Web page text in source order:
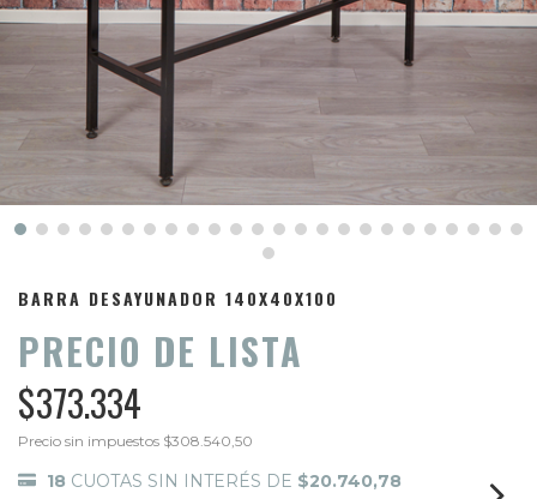
BARRA DESAYUNADOR 140X40X100
PRECIO DE LISTA
$373.334
Precio sin impuestos $308.540,50
18 CUOTAS SIN INTERÉS DE $20.740,78